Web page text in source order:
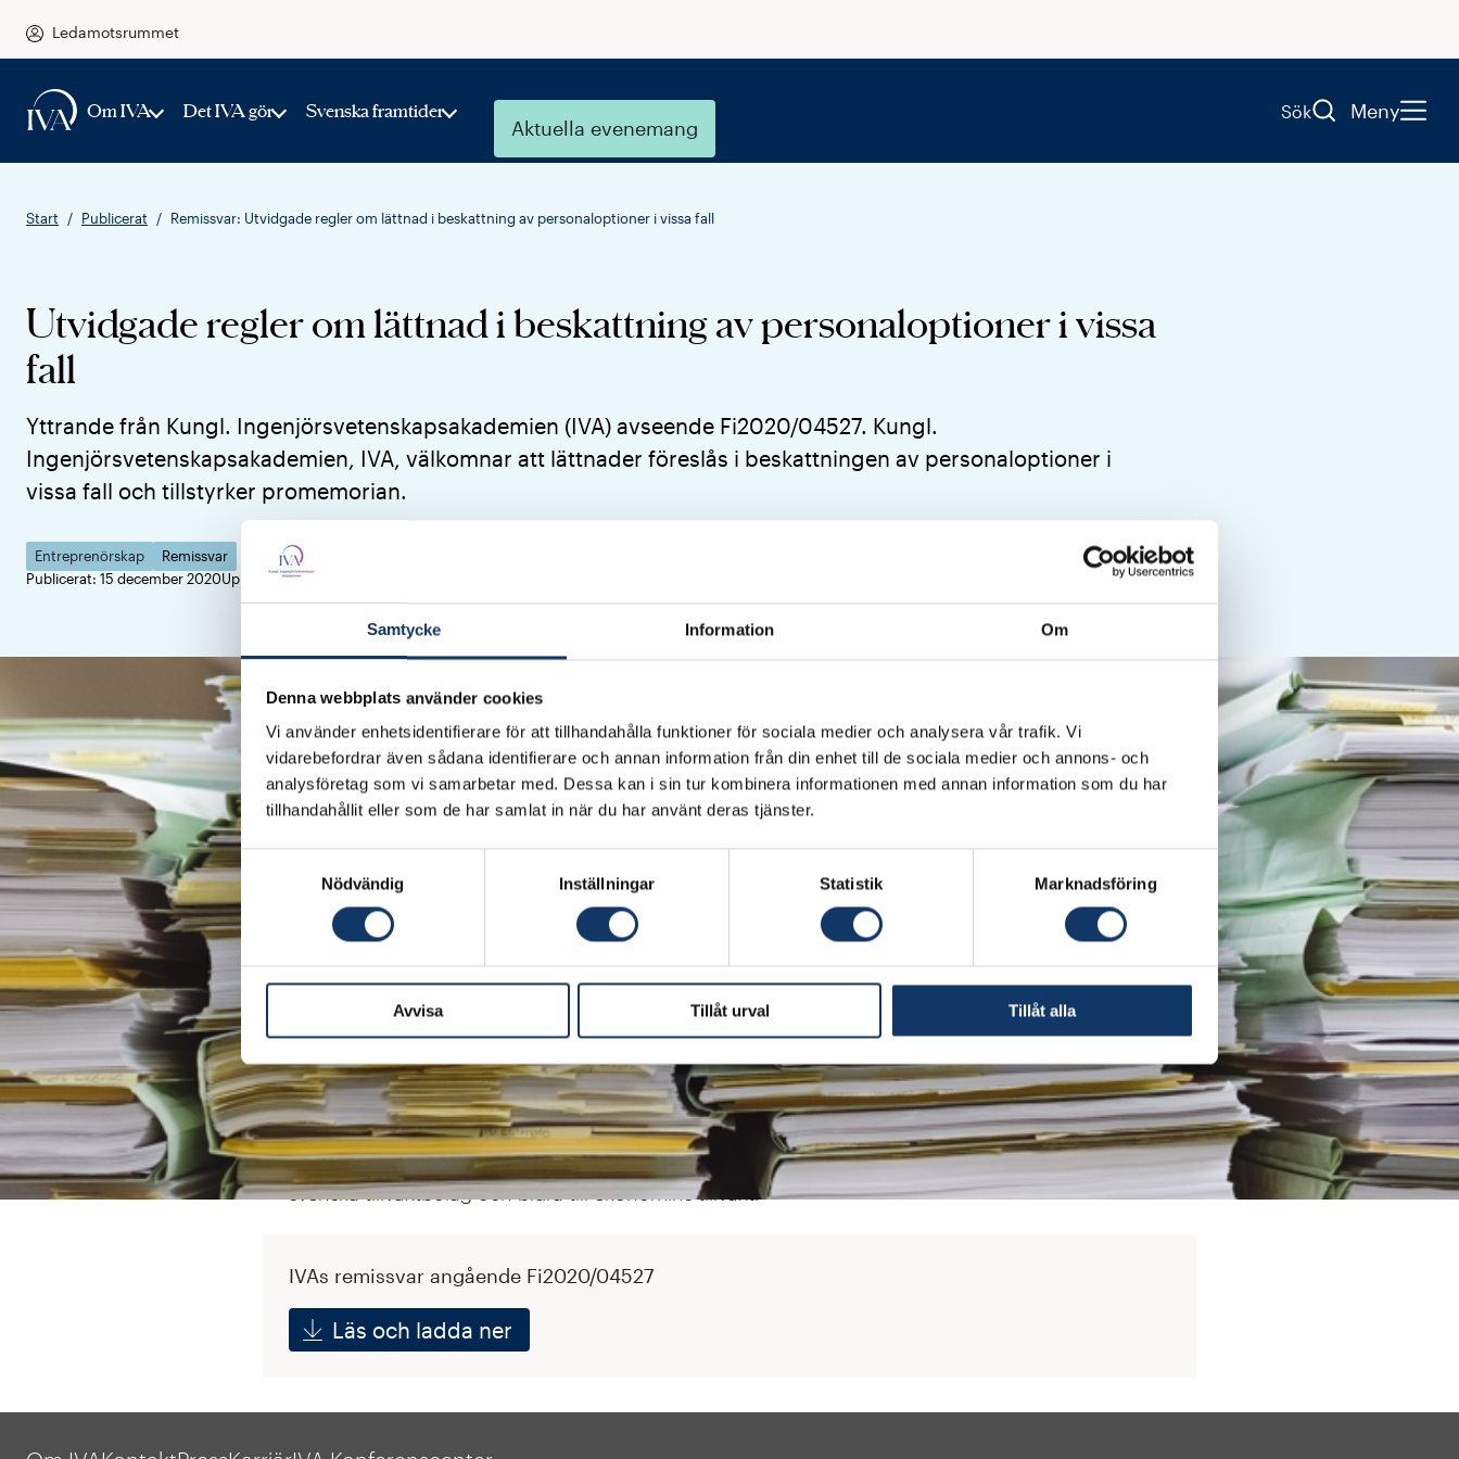
Samtycke Information Om
Denna webbplats använder cookies
Vi använder enhetsidentifierare för att tillhandahålla funktioner för sociala medier och analysera vår trafik. Vi
vidarebefordrar även sådana identifierare och annan information från din enhet till de sociala medier och annons- och
analysföretag som vi samarbetar med. Dessa kan i sin tur kombinera informationen med annan information som du har
tillhandahållit eller som de har samlat in när du har använt deras tjänster.
Nödvändig
Inställningar Statistik Marknadsföring
Avvisa Tillåt urval Tillåt alla
Ledamotsrummet
Om IVA Det IVA gör Svenska framtider
Aktuella evenemang
Sök Meny
Start Publicerat Remissvar: Utvidgade regler om lättnad i beskattning av personaloptioner i vissa fall
Utvidgade regler om lättnad i beskattning av personaloptioner i vissa
fall
Yttrande från Kungl. Ingenjörsvetenskapsakademien (IVA) avseende Fi2020/04527. Kungl.
Ingenjörsvetenskapsakademien, IVA, välkomnar att lättnader föreslås i beskattningen av personaloptioner i
vissa fall och tillstyrker promemorian.
Entreprenörskap
Remissvar
Publicerat: 15 december 2020Uppdaterad: 25 april 2023
IVA har i flera projekt, som Innovation för tillväxtprojekt, Innovationskraft Sverige, Attraktionskraft
Sverige – spetspiloter och Svenska entreprenörskapsakademien, behandlat utmaningarna med
Förslaget utvidgar gränsen för medelantalet anställda och delägare som arbetar i företaget under
gränsen för omsättning eller balansomslutning till 280 miljoner kronor.
IVA anser dock att det finns utrymme för ytterligare lättnader som kan underlätta för nystartade
företag att växa. En ökning av personaloptioners användning kan på ett positivt sätt gynna
svenska tillväxtbolag och bidra till ekonomins tillväxt.
IVAs remissvar angående Fi2020/04527
Läs och ladda ner